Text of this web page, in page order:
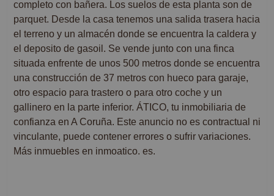
completo con bañera. Los suelos de esta planta son de
parquet. Desde la casa tenemos una salida trasera hacia
el terreno y un almacén donde se encuentra la caldera y
el deposito de gasoil. Se vende junto con una finca
situada enfrente de unos 500 metros donde se encuentra
una construcción de 37 metros con hueco para garaje,
otro espacio para trastero o para otro coche y un
gallinero en la parte inferior. ÁTICO, tu inmobiliaria de
confianza en A Coruña. Este anuncio no es contractual ni
vinculante, puede contener errores o sufrir variaciones.
Más inmuebles en inmoatico. es.